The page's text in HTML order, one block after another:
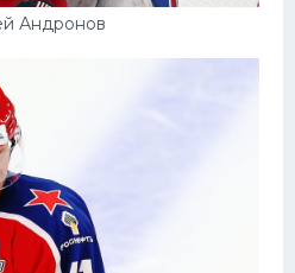
Андронов